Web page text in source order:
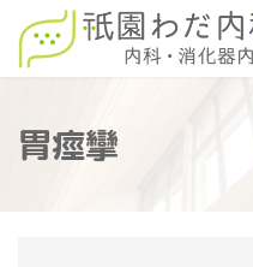
ン
ー
胃痙攣